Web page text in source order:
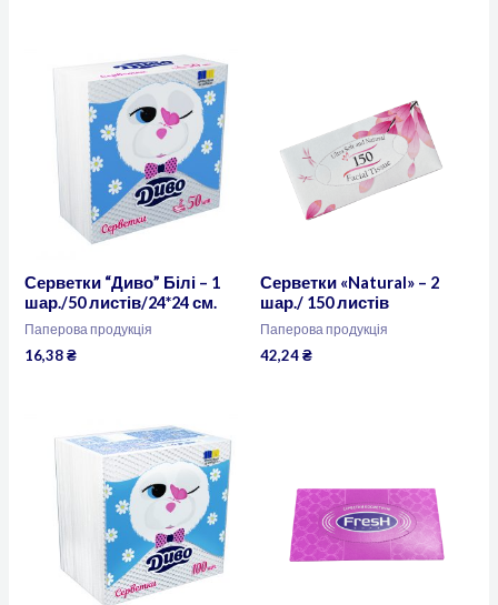
Серветки “Диво” Білі – 1
шар./50 листів/24*24 см.
Паперова продукція
16,38₴
Серветки «Natural» – 2
шар./ 150 листів
Паперова продукція
42,24₴